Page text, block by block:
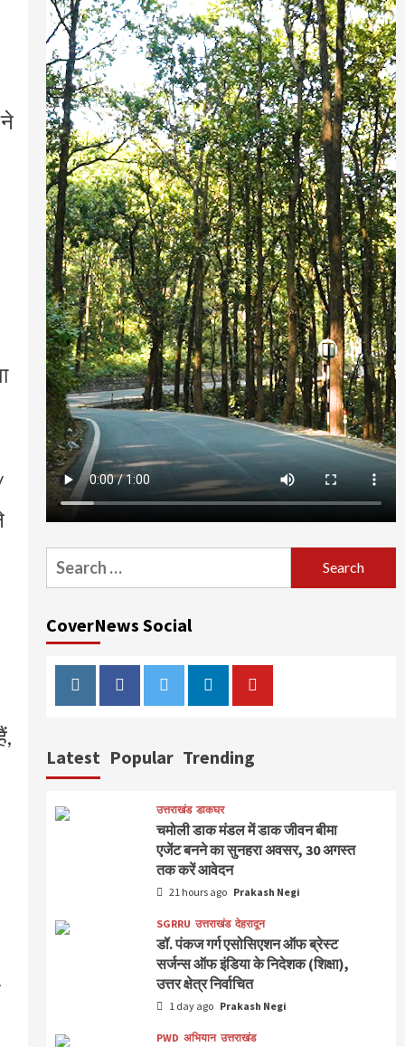
Search
for:
CoverNews Social
InstagramFacebookTwitterLinkedinYoutube
Latest Popular Trending
उत्तराखंड डाकघर
चमोली डाक मंडल में डाक जीवन बीमा
एजेंट बनने का सुनहरा अवसर, 30 अगस्त
तक करें आवेदन
21 hours ago Prakash Negi
SGRRU उत्तराखंड देहरादून
डॉ. पंकज गर्ग एसोसिएशन ऑफ ब्रेस्ट
सर्जन्स ऑफ इंडिया के निदेशक (शिक्षा),
उत्तर क्षेत्र निर्वाचित
1 day ago Prakash Negi
PWD अभियान उत्तराखंड